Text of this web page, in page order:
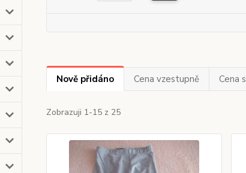
Nově přidáno Cena vzestupně Cena
Zobrazuji 1-15 z 25